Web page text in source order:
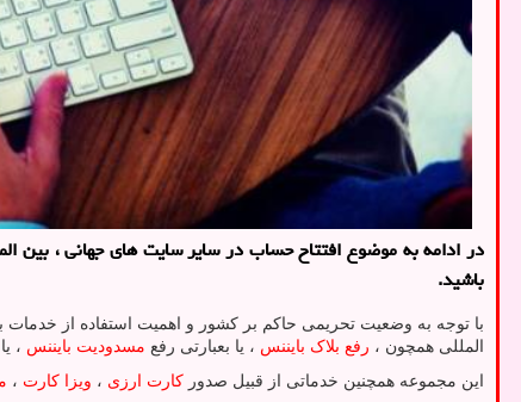
در ادامه به موضوع افتتاح حساب در سایر سایت های جهانی ، بین
باشید.
با توجه به وضعیت تحریمی حاکم بر کشور و اهمیت استفاده از
المللی همچون ، رفع بلاک بایننس ، یا بعبارتی رفع مسدودیت بایننس ،
این مجموعه همچنین خدماتی از قبیل صدور کارت ارزی ، ویزا کارت ،